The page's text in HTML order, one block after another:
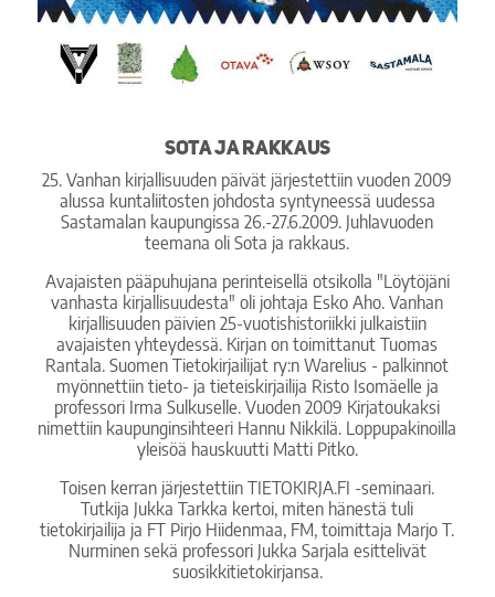
Sota ja rakkaus
25. Vanhan kirjallisuuden päivät järjestettiin vuoden 2009
alussa kuntaliitosten johdosta syntyneessä uudessa
Sastamalan kaupungissa 26.-27.6.2009. Juhlavuoden
teemana oli Sota ja rakkaus.
Avajaisten pääpuhujana perinteisellä otsikolla "Löytöjäni
vanhasta kirjallisuudesta" oli johtaja Esko Aho. Vanhan
kirjallisuuden päivien 25-vuotishistoriikki julkaistiin
avajaisten yhteydessä. Kirjan on toimittanut Tuomas
Rantala. Suomen Tietokirjailijat ry:n Warelius - palkinnot
myönnettiin tieto- ja tieteiskirjailija Risto Isomäelle ja
professori Irma Sulkuselle. Vuoden 2009 Kirjatoukaksi
nimettiin kaupunginsihteeri Hannu Nikkilä. Loppupakinoilla
yleisöä hauskuutti Matti Pitko.
Toisen kerran järjestettiin TIETOKIRJA.FI -seminaari.
Tutkija Jukka Tarkka kertoi, miten hänestä tuli
tietokirjailija ja FT Pirjo Hiidenmaa, FM, toimittaja Marjo T.
Nurminen sekä professori Jukka Sarjala esittelivät
suosikkitietokirjansa.